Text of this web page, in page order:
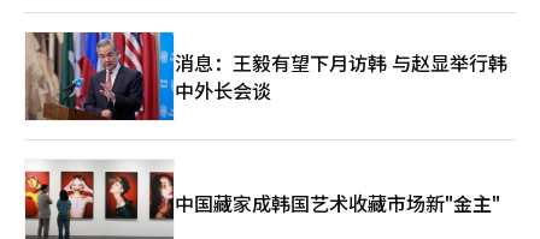
消息：王毅有望下月访韩 与赵显举行韩
中外长会谈
中国藏家成韩国艺术收藏市场新"金主"